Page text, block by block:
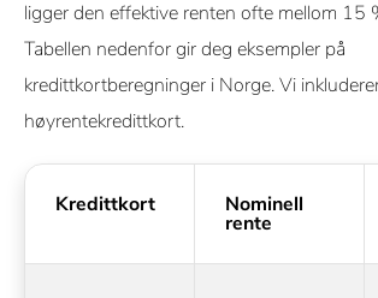
ligger den effektive renten ofte mellom 15
Tabellen nedenfor gir deg eksempler på
kredittkortberegninger i Norge. Vi
høyrentekredittkort.
Kredittkort Nominell
rente